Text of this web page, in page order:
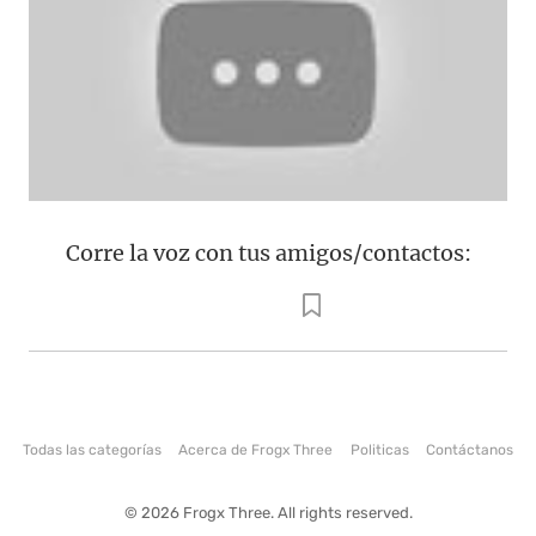
Corre la voz con tus amigos/contactos:
Todas las categorías Acerca de Frogx Three Politicas Contáctanos
© 2026 Frogx Three. All rights reserved.